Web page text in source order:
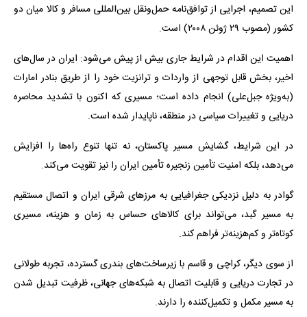
این تصمیم، اجرایی از توافق‌نامه حمل‌ونقل بین‌المللی مسافر و کالا میان دو
کشور (مصوب ۲۹ ژوئن ۲۰۰۸) است.
اهمیت این اقدام در شرایط جاری بیش از پیش می‌شود: ایران در سال‌های
اخیر، بخش قابل توجهی از واردات و ترانزیت خود را از طریق بنادر امارات
(به‌ویژه جبل‌علی) انجام داده است؛ مسیری که اکنون با تشدید محاصره
دریایی و تغییرات سیاسی در منطقه، ناپایدار شده است.
در این شرایط، گشایش مسیر پاکستان، نه تنها تنوع راه‌ها را افزایش
می‌دهد، بلکه امنیت تأمین زنجیره تأمین ایران را نیز تقویت می‌کند.
گوادر به دلیل نزدیکی جغرافیایی به مرزهای شرقی ایران و اتصال مستقیم
به مسیر گبد، می‌تواند برای کالاهای حساس به زمان و هزینه، مسیری
کوتاه‌تر و کم‌هزینه‌تر فراهم کند.
از سوی دیگر، کراچی و قاسم با زیرساخت‌های بندری گسترده، تجربه طولانی
در تجارت دریایی و قابلیت اتصال به شبکه‌های جهانی، ظرفیت تبدیل شدن
به مسیر مکمل و تکمیل‌کننده را دارند.